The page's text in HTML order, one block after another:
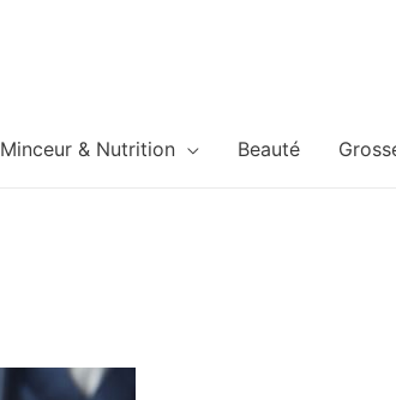
Minceur & Nutrition Beauté